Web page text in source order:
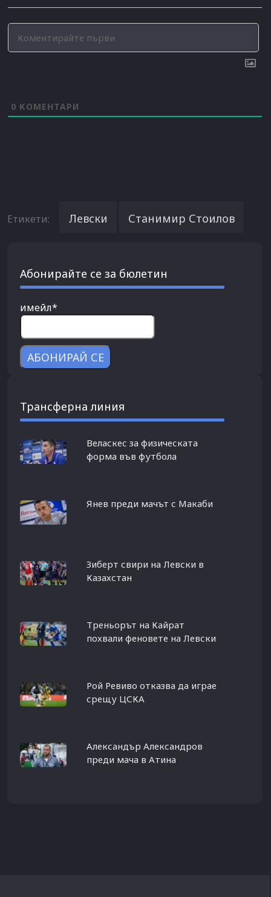
0 КОМЕНТАРИ
Етикети: Левски Станимир Стоилов
Абонирайте се за бюлетин
имейл*
Трансферна линия
Веласкес за физическата
форма във футбола
Янев преди мачът с Макаби
Зиберт свири на Левски в
Казахстан
Треньорът на Кайрат
похвали феновете на Левски
Рой Ревиво отказва да играе
срещу ЦСКА
Александър Александров
преди мача в Атина